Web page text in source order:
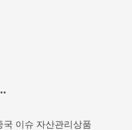
국 이슈 자산관리상품